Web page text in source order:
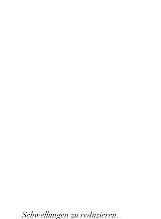
Schwellungen zu reduzieren.